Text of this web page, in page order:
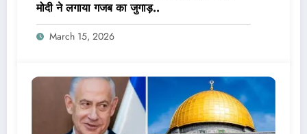
मोदी ने लगाया गजब का जुगाड़..
March 15, 2026